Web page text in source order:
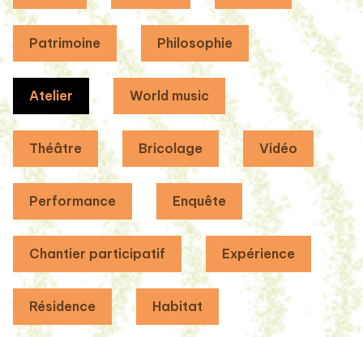
Patrimoine Philosophie
Atelier World music
Théâtre Bricolage Vidéo
Performance Enquête
Chantier participatif Expérience
Résidence Habitat